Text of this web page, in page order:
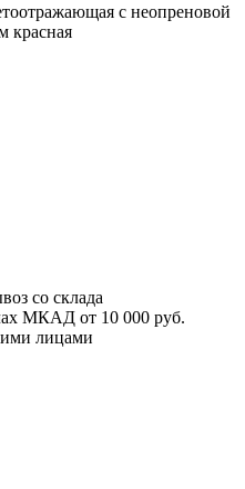
с неопреновой
красная
со склада
МКАД от 10 000 руб.
лицами